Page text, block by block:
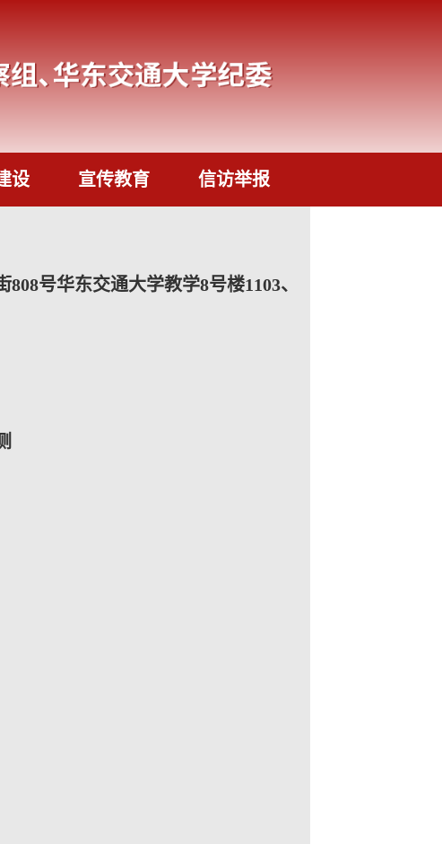
设 宣传教育 信访举报
号华东交通大学教学8号楼1103、